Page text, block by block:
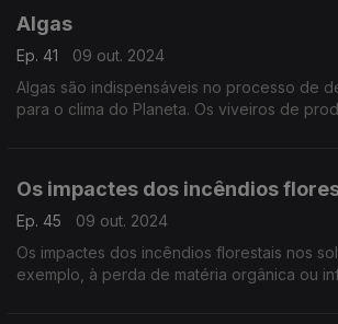
Algas
Ep. 41
09 out. 2024
Algas são indispensáveis no processo de
para o clima do Planeta. Os viveiros de
Os impactes dos incêndios
Ep. 45
09 out. 2024
Os impactes dos incêndios florestais nos
exemplo, à perda de matéria orgânica ou